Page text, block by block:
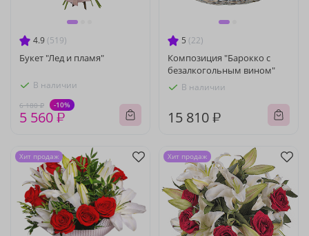
4.9 (519)
Букет "Лед и пламя"
В наличии
6 180 ₽ -10%
5 560 ₽
5 (22)
Композиция "Барокко с
безалкогольным вином"
В наличии
15 810 ₽
Хит продаж Хит продаж